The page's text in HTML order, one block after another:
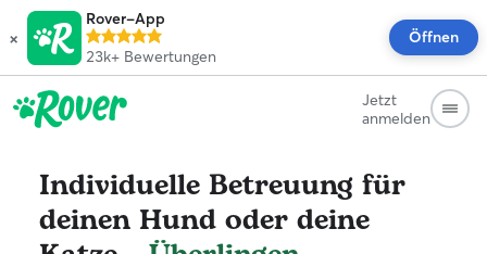
×
Rover-App
23k+ Bewertungen
Öffnen
Jetzt
anmelden
Individuelle Betreuung für
deinen Hund oder deine